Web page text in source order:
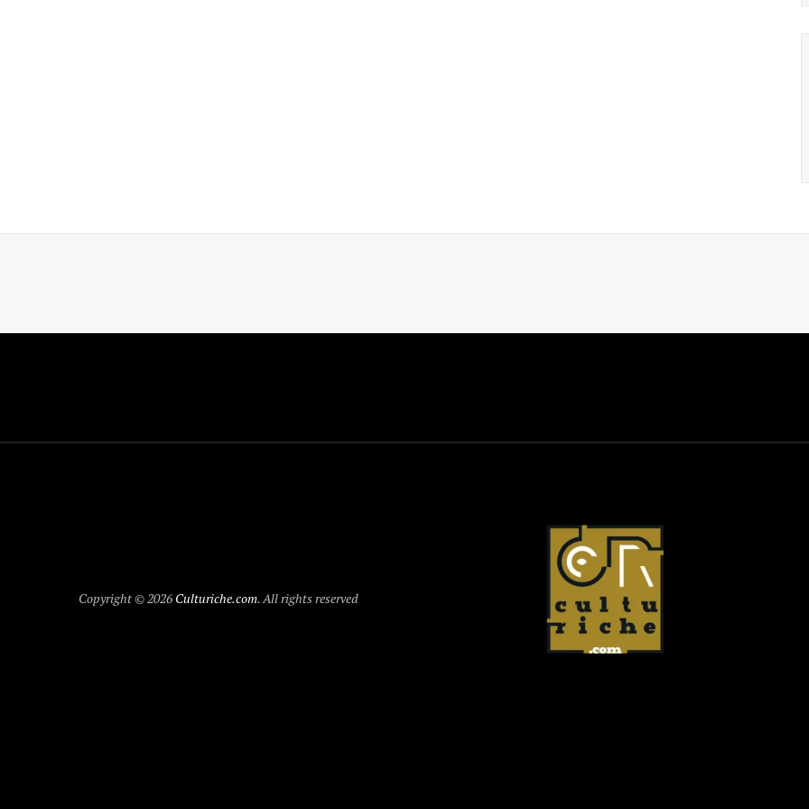
Copyright © 2026 Culturiche.com. All rights reserved